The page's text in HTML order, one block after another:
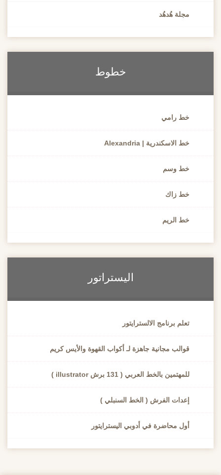
مجلة هُدهُد
خطوط
خط رامي
خط الاسكندرية | Alexandria
خط وسم
خط زاك
خط الريم
اليستراتور
تعلم برنامج الالسترايتور
قوالب مجانية جاهزة لـ أكواب القهوة والأيس كريم
للمهتمين بالخط العربي ( 131 برش illustrator )
إعدات الفرش ( الخط السنبلي )
أول محاضرة في أدوبي اليسترايتور